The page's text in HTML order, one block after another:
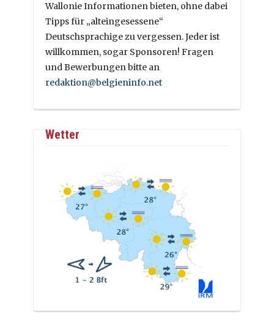
Wallonie Informationen bieten, ohne dabei
Tipps für „alteingesessene“
Deutschsprachige zu vergessen. Jeder ist
willkommen, sogar Sponsoren! Fragen
und Bewerbungen bitte an
redaktion@belgieninfo.net
Wetter